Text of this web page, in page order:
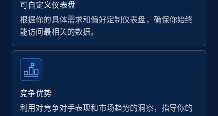
可自定义仪表盘
根据你的具体需求和偏好定制仪表盘，确保你始终
能访问最相关的数据。
竞争优势
利用对竞争对手表现和市场趋势的洞察，指导你的